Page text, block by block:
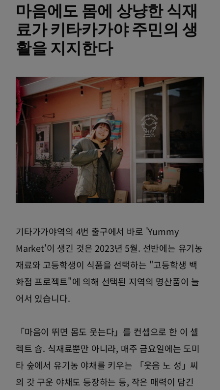
마음에도 몸에 상냥한 식재
료가 키타카가야 주민의 생
활을 지지한다
기타가가야역의 4번 출구에서 바로 'Yummy
Market'이 생긴 것은 2023년 5월. 선반에는 유기농
재료와 고등학생이 식품을 선택하는 "고등학생 백
화점 프로젝트"에 의해 선택된 지역의 명산품이 늘
어서 있습니다.
「마음이 뛰면 몸도 웃는다」를 컨셉으로 한 이 셀
렉트 숍. 식재료뿐만 아니라, 매주 금요일에는 도미
타 숲에서 유기농 야채를 키우는 「웃음 노 성」씨
의 갓 구운 야채도 등장하는 등, 작은 매력이 담긴